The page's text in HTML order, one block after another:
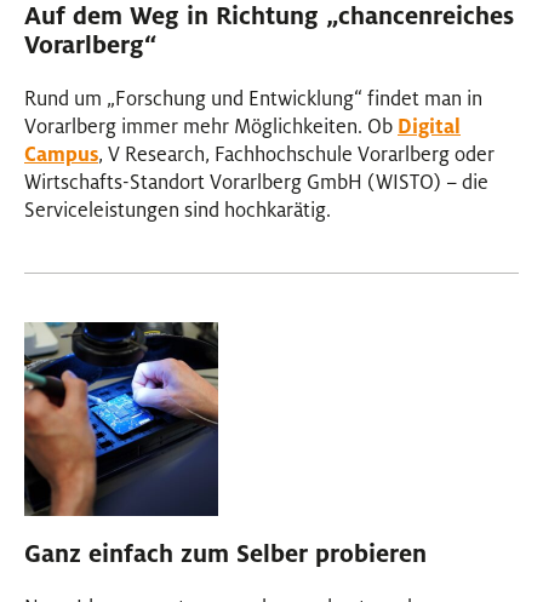
Auf dem Weg in Richtung „chancenreiches
Vorarlberg“
Rund um „Forschung und Entwicklung“ findet man in
Vorarlberg immer mehr Möglichkeiten. Ob Digital
Campus, V Research, Fachhochschule Vorarlberg oder
Wirtschafts-Standort Vorarlberg GmbH (WISTO) – die
Serviceleistungen sind hochkarätig.
Ganz einfach zum Selber probieren